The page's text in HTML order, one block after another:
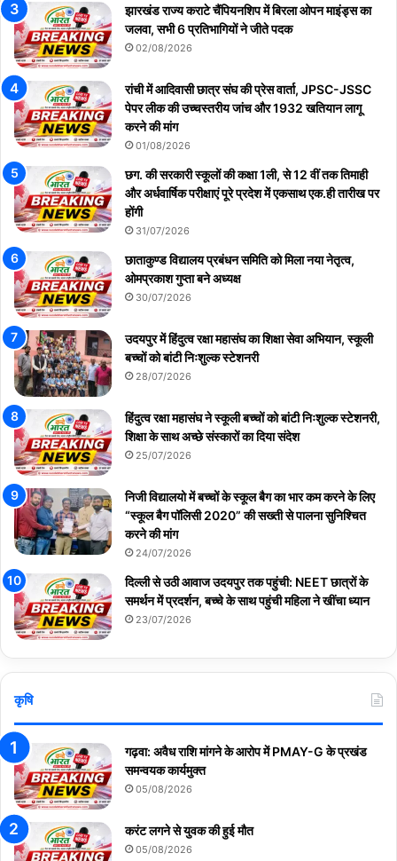
झारखंड राज्य कराटे चैंपियनशिप में बिरला ओपन माइंड्स का
जलवा, सभी 6 प्रतिभागियों ने जीते पदक
02/08/2026
रांची में आदिवासी छात्र संघ की प्रेस वार्ता, JPSC-JSSC
पेपर लीक की उच्चस्तरीय जांच और 1932 खतियान लागू
करने की मांग
01/08/2026
छग. की सरकारी स्कूलों की कक्षा 1ली, से 12 वीं तक तिमाही
और अर्धवार्षिक परीक्षाएं पूरे प्रदेश में एकसाथ एक.ही तारीख पर
होंगी
31/07/2026
छाताकुण्ड विद्यालय प्रबंधन समिति को मिला नया नेतृत्व,
ओमप्रकाश गुप्ता बने अध्यक्ष
30/07/2026
उदयपुर में हिंदुत्व रक्षा महासंघ का शिक्षा सेवा अभियान, स्कूली
बच्चों को बांटी निःशुल्क स्टेशनरी
28/07/2026
हिंदुत्व रक्षा महासंघ ने स्कूली बच्चों को बांटी निःशुल्क स्टेशनरी,
शिक्षा के साथ अच्छे संस्कारों का दिया संदेश
25/07/2026
निजी विद्यालयो में बच्चों के स्कूल बैग का भार कम करने के लिए
“स्कूल बैग पॉलिसी 2020” की सख्ती से पालना सुनिश्चित
करने की मांग
24/07/2026
दिल्ली से उठी आवाज उदयपुर तक पहुंची: NEET छात्रों के
समर्थन में प्रदर्शन, बच्चे के साथ पहुंची महिला ने खींचा ध्यान
23/07/2026
कृषि
गढ़वा: अवैध राशि मांगने के आरोप में PMAY-G के प्रखंड
समन्वयक कार्यमुक्त
05/08/2026
करंट लगने से युवक की हुई मौत
05/08/2026